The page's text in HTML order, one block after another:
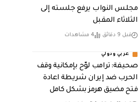
مجلس النواب يرفع جلسته إلى
الثلاثاء المقبل
قبل 9 دقائق 4 مشاهدات
عربي ودولي
صحيفة: ترامب لوّح بإمكانية وقف
الحرب ضد إيران شريطة اعادة
فتح مضيق هرمز بشكل كامل